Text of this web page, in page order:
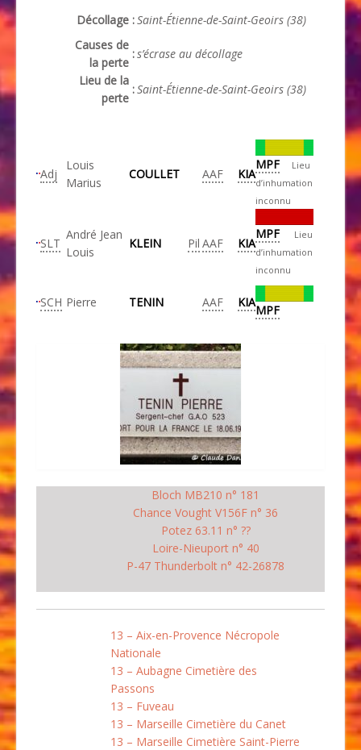
Décollage :Saint-Étienne-de-Saint-Geoirs (38)
Causes de
la perte
:s’écrase au décollage
Lieu de la
perte
:Saint-Étienne-de-Saint-Geoirs (38)
Adj
Louis
Marius
COULLET AAF KIA
MPF
Lieu
d’inhumation
inconnu
SLT
André Jean
Louis
KLEIN Pil AAF KIA
MPF Lieu
d’inhumation
inconnu
SCH Pierre TENIN AAF KIA
MPF
Bloch MB210 n° 181
Chance Vought V156F n° 36
Potez 63.11 n° ??
Loire-Nieuport n° 40
P-47 Thunderbolt n° 42-26878
13 – Aix-en-Provence Nécropole
Nationale
13 – Aubagne Cimetière des
Passons
13 – Fuveau
13 – Marseille Cimetière du Canet
13 – Marseille Cimetière Saint-Pierre